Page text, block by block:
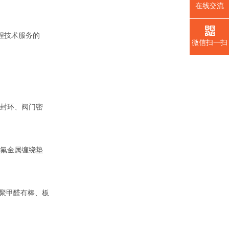
技术服务的
环、阀门密
金属缠绕垫
甲醛有棒、板
在线交流
微信扫一扫